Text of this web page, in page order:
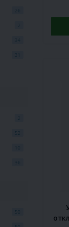
26
2
34
2
52
50